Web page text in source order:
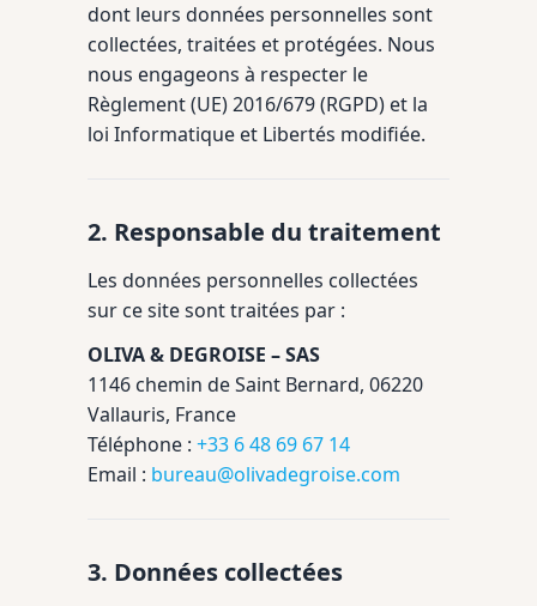
dont leurs données personnelles sont
collectées, traitées et protégées. Nous
nous engageons à respecter le
Règlement (UE) 2016/679 (RGPD) et la
loi Informatique et Libertés modifiée.
2. Responsable du traitement
Les données personnelles collectées
sur ce site sont traitées par :
OLIVA & DEGROISE – SAS
1146 chemin de Saint Bernard, 06220
Vallauris, France
Téléphone : +33 6 48 69 67 14
Email : bureau@olivadegroise.com
3. Données collectées